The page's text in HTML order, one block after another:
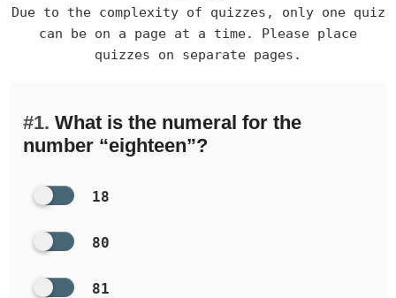
Due to the complexity of quizzes, only one quiz
can be on a page at a time. Please place
quizzes on separate pages.
#1. What is the numeral for the
number “eighteen”?
18
80
81